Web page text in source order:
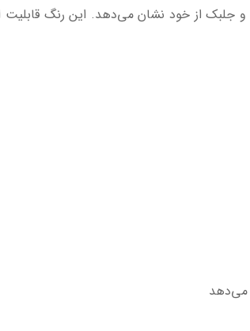
و جلبک از خود نشان می‌دهد. این رنگ قابلیت
می‌دهد